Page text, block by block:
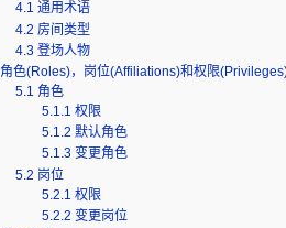
4.1 通用术语
4.2 房间类型
4.3 登场人物
角色(Roles)，岗位(Affiliations)和权限
5.1 角色
5.1.1 权限
5.1.2 默认角色
5.1.3 变更角色
5.2 岗位
5.2.1 权限
5.2.2 变更岗位